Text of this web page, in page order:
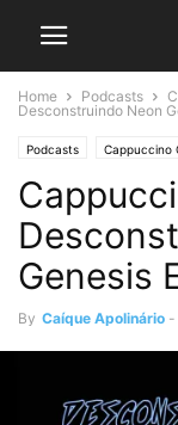
Home Podcasts
Desconstruindo Neon
Podcasts Cappuccino
Genesis
By Caíque Apolinário -